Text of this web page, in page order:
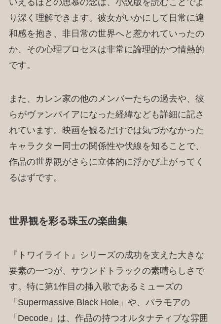
り深く理解できます。彼女がいかにして日常に違
和感を抱き、非日常の世界へと惹かれていったの
か、その心理プロセスは非常に論理的かつ情熱的
です。
また、カレン家の他のメンバーたちの過去や、彼
らがヴァンパイアになった経緯なども詳細に記さ
れています。映画を観るだけでは気づかなかった
キャラクター同士の関係性や伏線を知ることで、
作品の世界観がさらに立体的に浮かび上がってく
るはずです。
世界観を彩る珠玉の楽曲集
『トワイライト』シリーズの成功を支えた大きな
要素の一つが、サウンドトラックの素晴らしさで
す。特に第1作目の挿入歌であるミューズの
「Supermassive Black Hole」や、パラモアの
「Decode」は、作品の持つオルタナティブな雰囲